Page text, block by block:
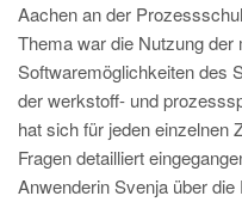
EN
MAGMA Südamerika,
PT
ES
MAGMA Türkei
Aachen an der
Thema war die Nutzung
Softwaremöglichkeiten des
der werkstoff- und
hat sich für jeden einzelnen
Fragen detailliert
Anwenderin Svenja über